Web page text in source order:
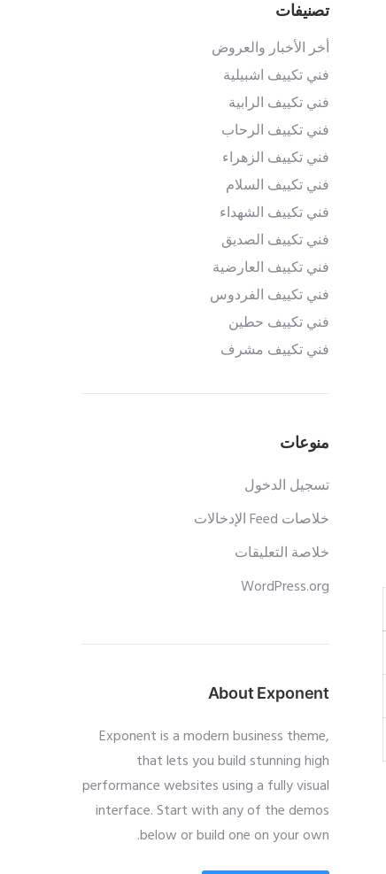
تصنيفات
أخر الأخبار والعروض
فني تكييف اشبيلية
فني تكييف الرابية
فني تكييف الرحاب
فني تكييف الزهراء
فني تكييف السلام
فني تكييف الشهداء
فني تكييف الصديق
فني تكييف العارضية
فني تكييف الفردوس
فني تكييف حطين
فني تكييف مشرف
منوعات
تسجيل الدخول
خلاصات Feed الإدخالات
خلاصة التعليقات
WordPress.org
About Exponent
Exponent is a modern business theme,
that lets you build stunning high
performance websites using a fully visual
interface. Start with any of the demos
below or build one on your own.